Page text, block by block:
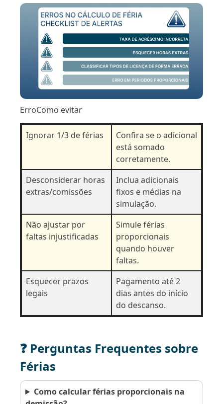
ErroComo evitar
Ignorar 1/3 de férias
Confira se o adicional
está somado
corretamente.
Desconsiderar horas
extras/comissões
Inclua adicionais
fixos e médias na
simulação.
Não ajustar por
faltas injustificadas
Simule férias
proporcionais
quando houver
faltas.
Esquecer prazos
legais
Pagamento até 2
dias antes do início
do descanso.
❓ Perguntas Frequentes sobre
Férias
Como calcular férias proporcionais na